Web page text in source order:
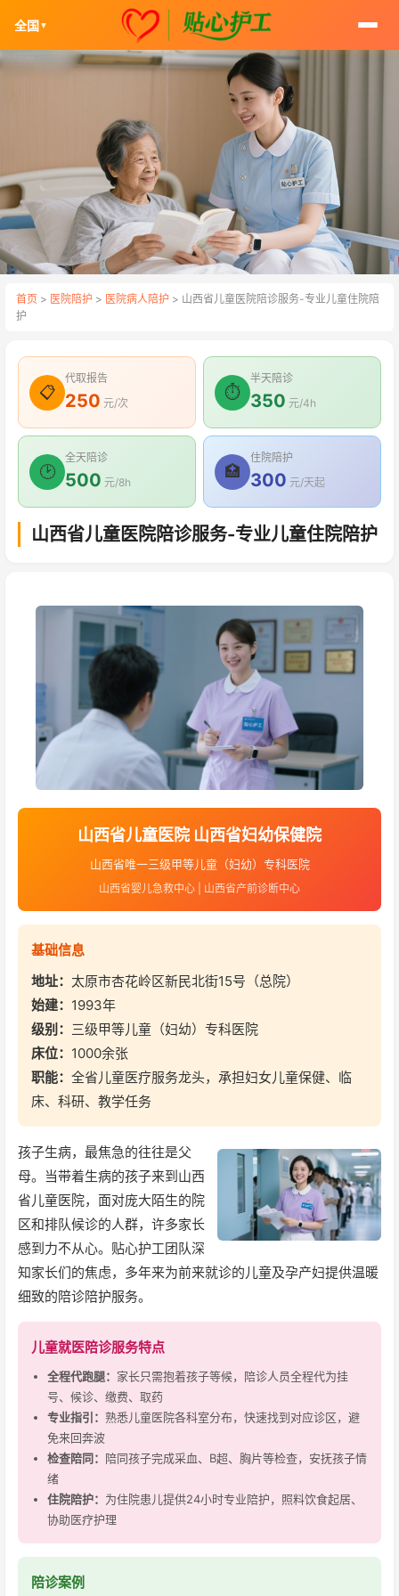
全国 ▼
首页 > 医院陪护 > 医院病人陪护 > 山西省儿童医院陪诊服务-专业儿童住院陪
护
📋
代取报告
250 元/次
⏱
半天陪诊
350 元/4h
🕑
全天陪诊
500 元/8h
🏥
住院陪护
300 元/天起
山西省儿童医院陪诊服务-专业儿童住院陪护
山西省儿童医院 山西省妇幼保健院
山西省唯一三级甲等儿童（妇幼）专科医院
山西省婴儿急救中心 | 山西省产前诊断中心
基础信息
地址： 太原市杏花岭区新民北街15号（总院）
始建： 1993年
级别： 三级甲等儿童（妇幼）专科医院
床位： 1000余张
职能： 全省儿童医疗服务龙头，承担妇女儿童保健、临
床、科研、教学任务
孩子生病，最焦急的往往是父
母。当带着生病的孩子来到山西
省儿童医院，面对庞大陌生的院
区和排队候诊的人群，许多家长
感到力不从心。贴心护工团队深
知家长们的焦虑，多年来为前来就诊的儿童及孕产妇提供温暖
细致的陪诊陪护服务。
儿童就医陪诊服务特点
全程代跑腿： 家长只需抱着孩子等候，陪诊人员全程代为挂
号、候诊、缴费、取药
专业指引： 熟悉儿童医院各科室分布，快速找到对应诊区，避
免来回奔波
检查陪同： 陪同孩子完成采血、B超、胸片等检查，安抚孩子情
绪
住院陪护： 为住院患儿提供24小时专业陪护，照料饮食起居、
协助医疗护理
陪诊案例